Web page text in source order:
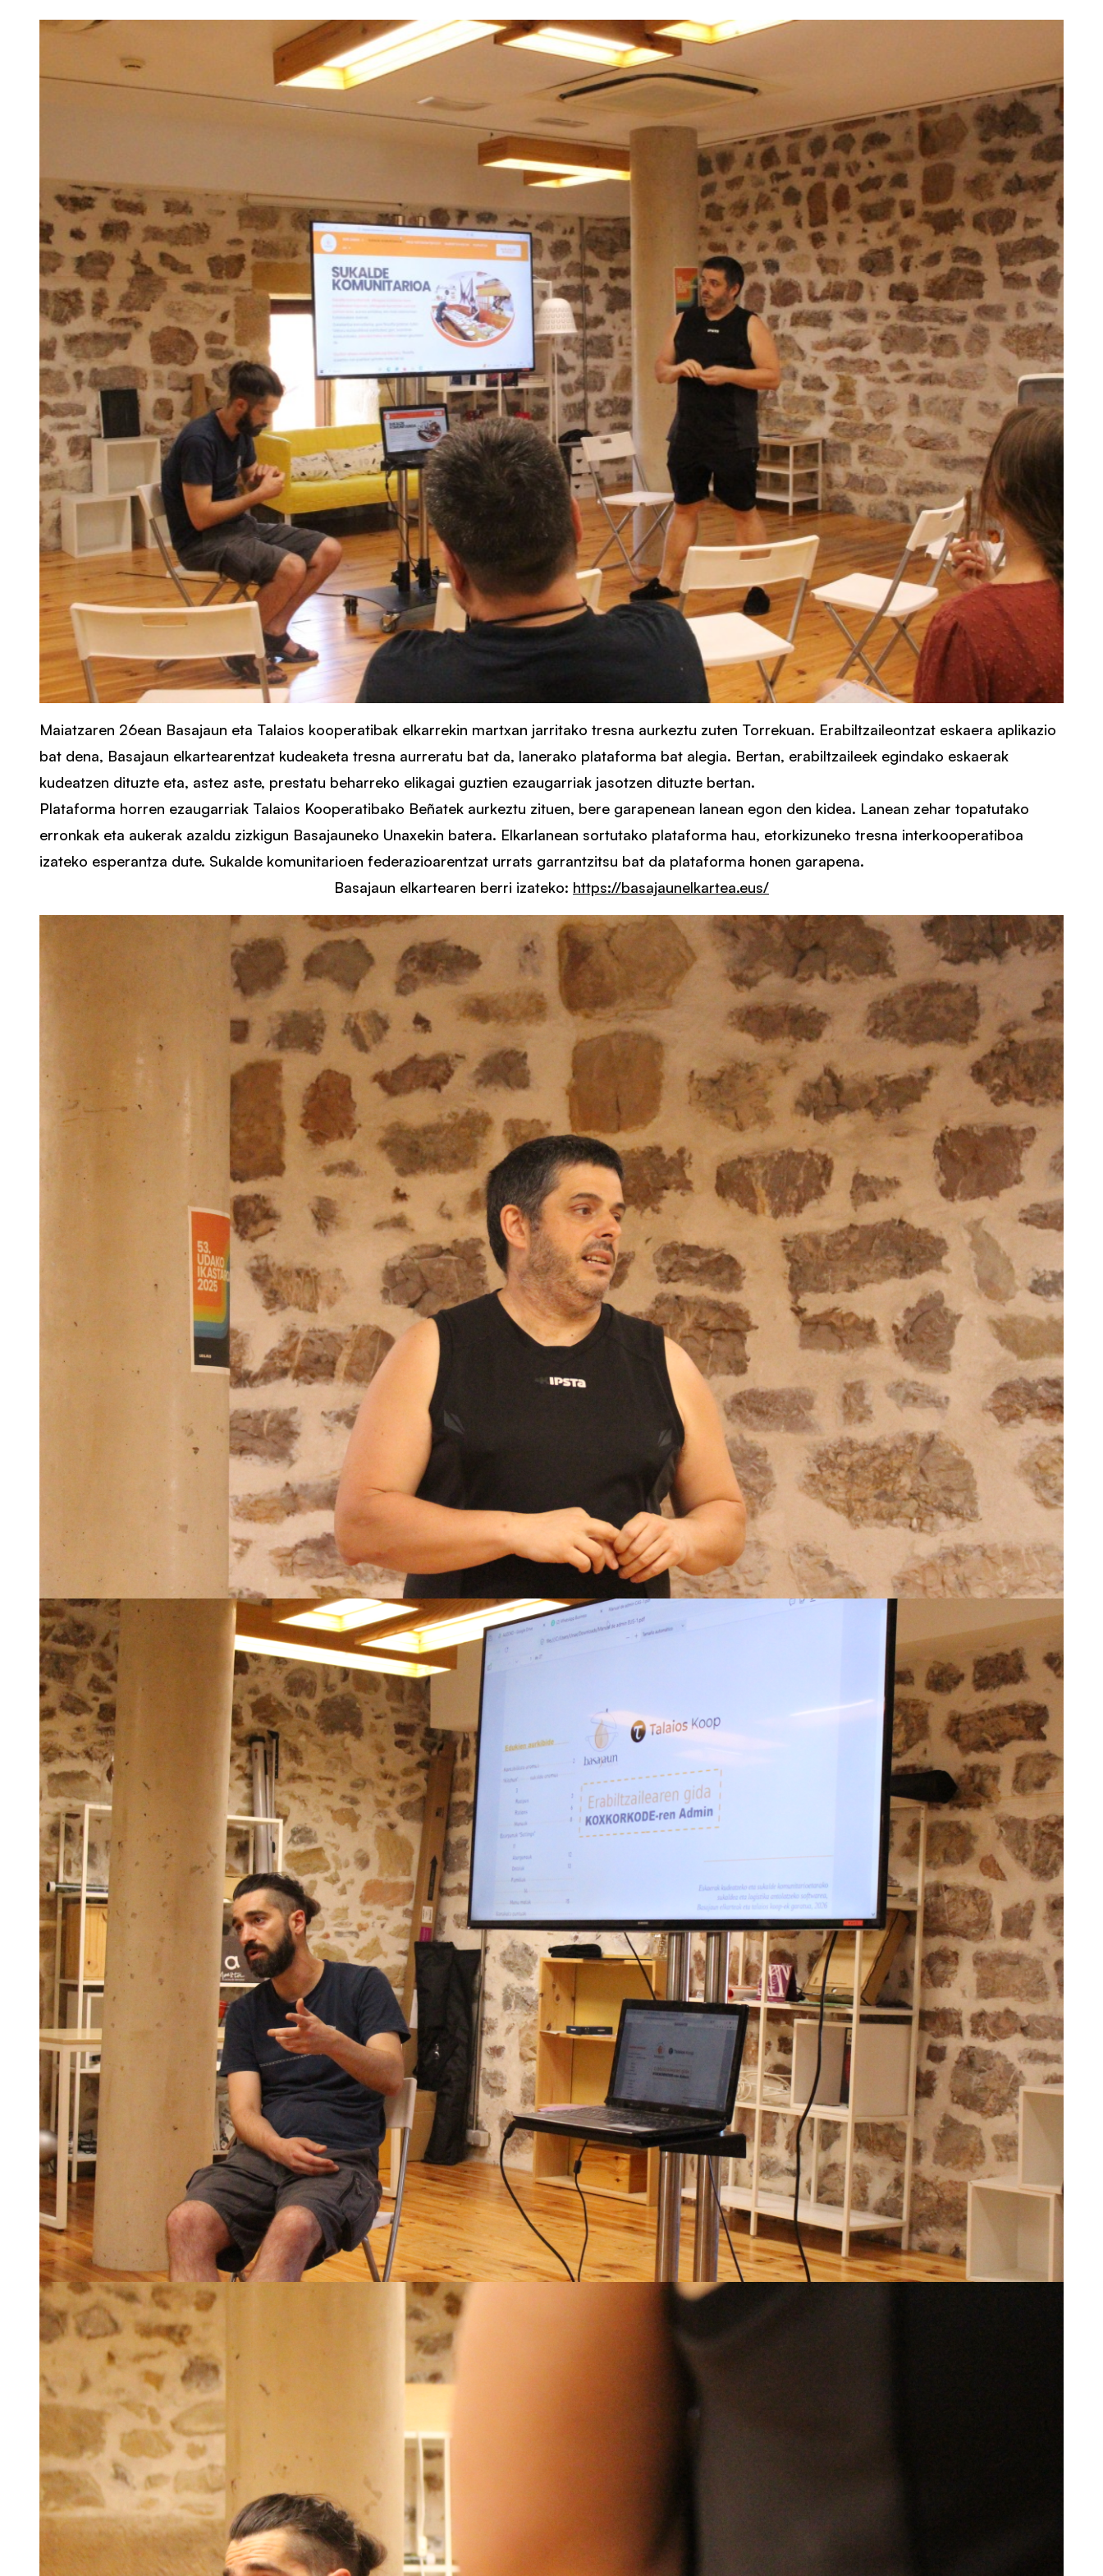
Maiatzaren 26ean Basajaun eta Talaios kooperatibak elkarrekin martxan jarritako tresna aurkeztu zuten Torrekuan. Erabiltzaileontzat eskaera aplikazio
bat dena, Basajaun elkartearentzat kudeaketa tresna aurreratu bat da, lanerako plataforma bat alegia. Bertan, erabiltzaileek egindako eskaerak
kudeatzen dituzte eta, astez aste, prestatu beharreko elikagai guztien ezaugarriak jasotzen dituzte bertan.
Plataforma horren ezaugarriak Talaios Kooperatibako Beñatek aurkeztu zituen, bere garapenean lanean egon den kidea. Lanean zehar topatutako
erronkak eta aukerak azaldu zizkigun Basajauneko Unaxekin batera. Elkarlanean sortutako plataforma hau, etorkizuneko tresna interkooperatiboa
izateko esperantza dute. Sukalde komunitarioen federazioarentzat urrats garrantzitsu bat da plataforma honen garapena.
Basajaun elkartearen berri izateko: https://basajaunelkartea.eus/